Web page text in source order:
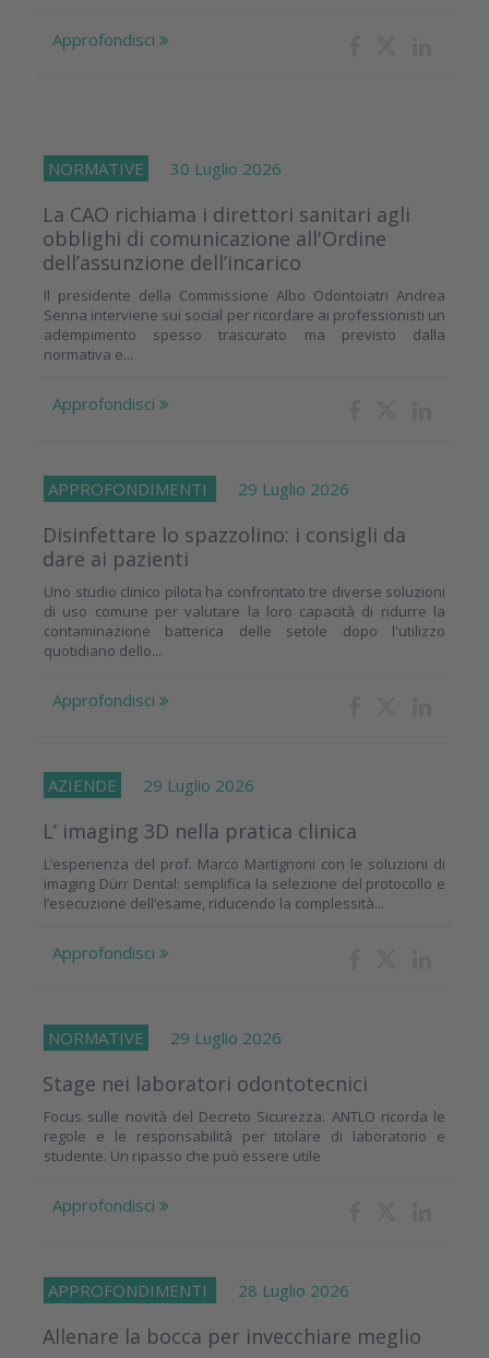
Approfondisci
NORMATIVE 30 Luglio 2026
La CAO richiama i direttori sanitari agli
obblighi di comunicazione all'Ordine
dell’assunzione dell’incarico
Il presidente della Commissione Albo Odontoiatri Andrea
Senna interviene sui social per ricordare ai professionisti un
adempimento spesso trascurato ma previsto dalla
normativa e...
Approfondisci
APPROFONDIMENTI 29 Luglio 2026
Disinfettare lo spazzolino: i consigli da
dare ai pazienti
Uno studio clinico pilota ha confrontato tre diverse soluzioni
di uso comune per valutare la loro capacità di ridurre la
contaminazione batterica delle setole dopo l'utilizzo
quotidiano dello...
Approfondisci
AZIENDE 29 Luglio 2026
L’ imaging 3D nella pratica clinica
L’esperienza del prof. Marco Martignoni con le soluzioni di
imaging Dürr Dental: semplifica la selezione del protocollo e
l’esecuzione dell’esame, riducendo la complessità...
Approfondisci
NORMATIVE 29 Luglio 2026
Stage nei laboratori odontotecnici
Focus sulle novità del Decreto Sicurezza. ANTLO ricorda le
regole e le responsabilità per titolare di laboratorio e
studente. Un ripasso che può essere utile
Approfondisci
APPROFONDIMENTI 28 Luglio 2026
Allenare la bocca per invecchiare meglio